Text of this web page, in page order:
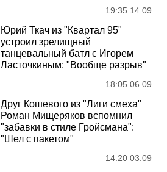
19:35 14.09
Юрий Ткач из "Квартал 95"
устроил зрелищный
танцевальный батл с Игорем
Ласточкиным: "Вообще разрыв"
18:05 06.09
Друг Кошевого из "Лиги смеха"
Роман Мищеряков вспомнил
"забавки в стиле Гройсмана":
"Шел с пакетом"
14:20 03.09